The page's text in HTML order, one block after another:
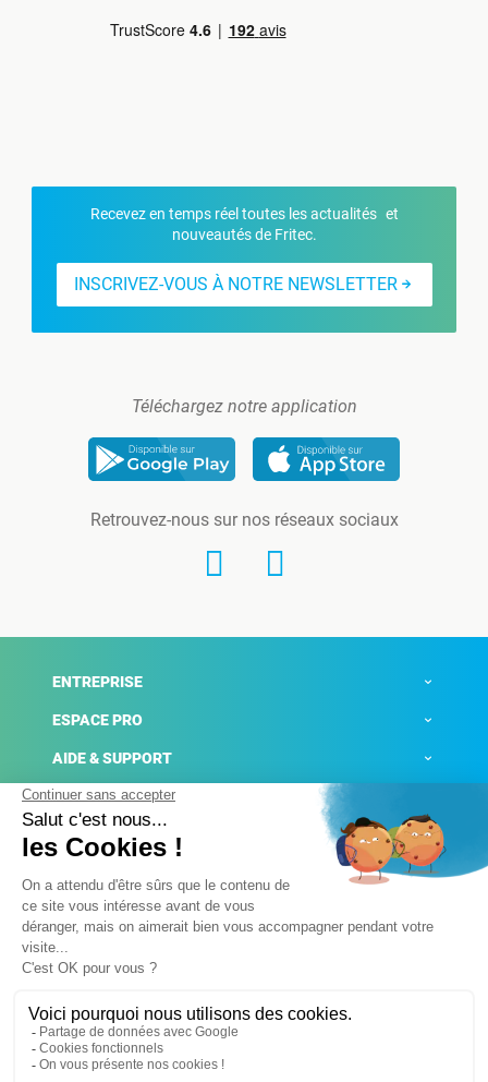
Recevez en temps réel toutes les actualités et
nouveautés de Fritec.
INSCRIVEZ-VOUS À NOTRE NEWSLETTER
Téléchargez notre application
Retrouvez-nous sur nos réseaux sociaux
ENTREPRISE
ESPACE PRO
AIDE & SUPPORT
ACTUALITÉS
Mentions légales
Conditions générales de ventes
Plateforme de signalement